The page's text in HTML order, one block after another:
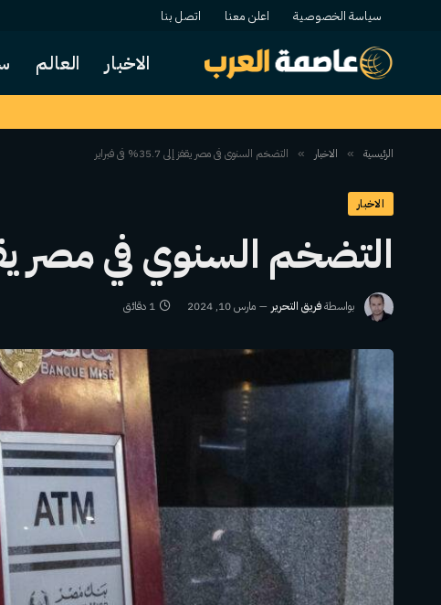
سياسة الخصوصية اعلن معنا اتصل بنا
الاخبار العالم
الرئيسية » الاخبار » التضخم السنوي في مصر يقفز إلى 35.7% في فبراير
الاخبار
التضخم السنوي في مصر يقفز إلى 35.7%
بواسطةفريق التحرير مارس 10, 2024 1 دقائق